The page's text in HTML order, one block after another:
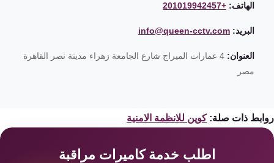
الهاتف: +201019942457
البريد: info@queen-cctv.com
العنوان:
4 عمارات الميراج شارع الجامعة زهراء مدينة نصر القاهرة
مصر
ذات صلة: كوين للانظمة الامنية
اطلب خدمة كاميرات مراقبة